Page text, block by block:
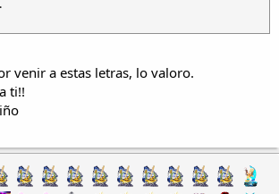
venir a estas letras, lo valoro.
ti!!